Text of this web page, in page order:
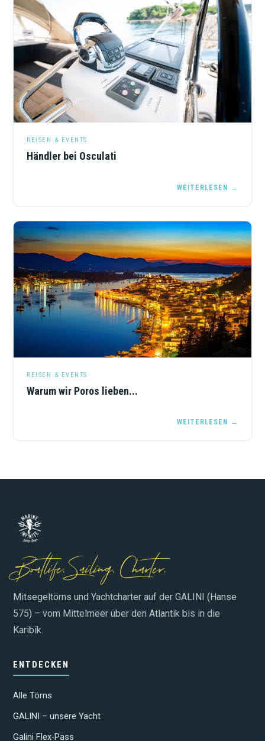
REISEN & EVENTS
Händler bei Osculati
WEITERLESEN →
REISEN & EVENTS
Warum wir Poros lieben...
WEITERLESEN →
Boatlife. Sailing. Charter.
Mitsegeltörns und Yachtcharter auf der GALINI (Hanse
575) – vom Mittelmeer über den Atlantik bis in die
Karibik.
ENTDECKEN
Alle Törns
GALINI – unsere Yacht
Galini Flex-Pass